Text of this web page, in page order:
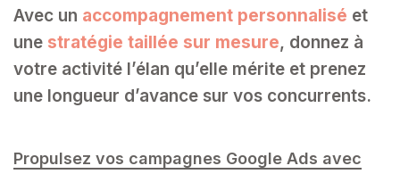
Avec un accompagnement personnalisé et
une stratégie taillée sur mesure, donnez à
votre activité l’élan qu’elle mérite et prenez
une longueur d’avance sur vos concurrents.
Propulsez vos campagnes Google Ads avec